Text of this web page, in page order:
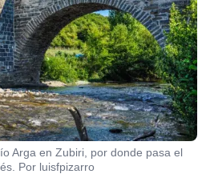
Arga en Zubiri, por donde pasa el
Por luisfpizarro